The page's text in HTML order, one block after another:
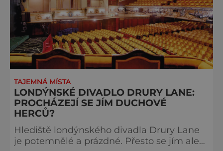
TAJEMNÁ MÍSTA
LONDÝNSKÉ DIVADLO DRURY LANE:
PROCHÁZEJÍ SE JÍM DUCHOVÉ
HERCŮ?
Hlediště londýnského divadla Drury Lane
je potemnělé a prázdné. Přesto se jím ale